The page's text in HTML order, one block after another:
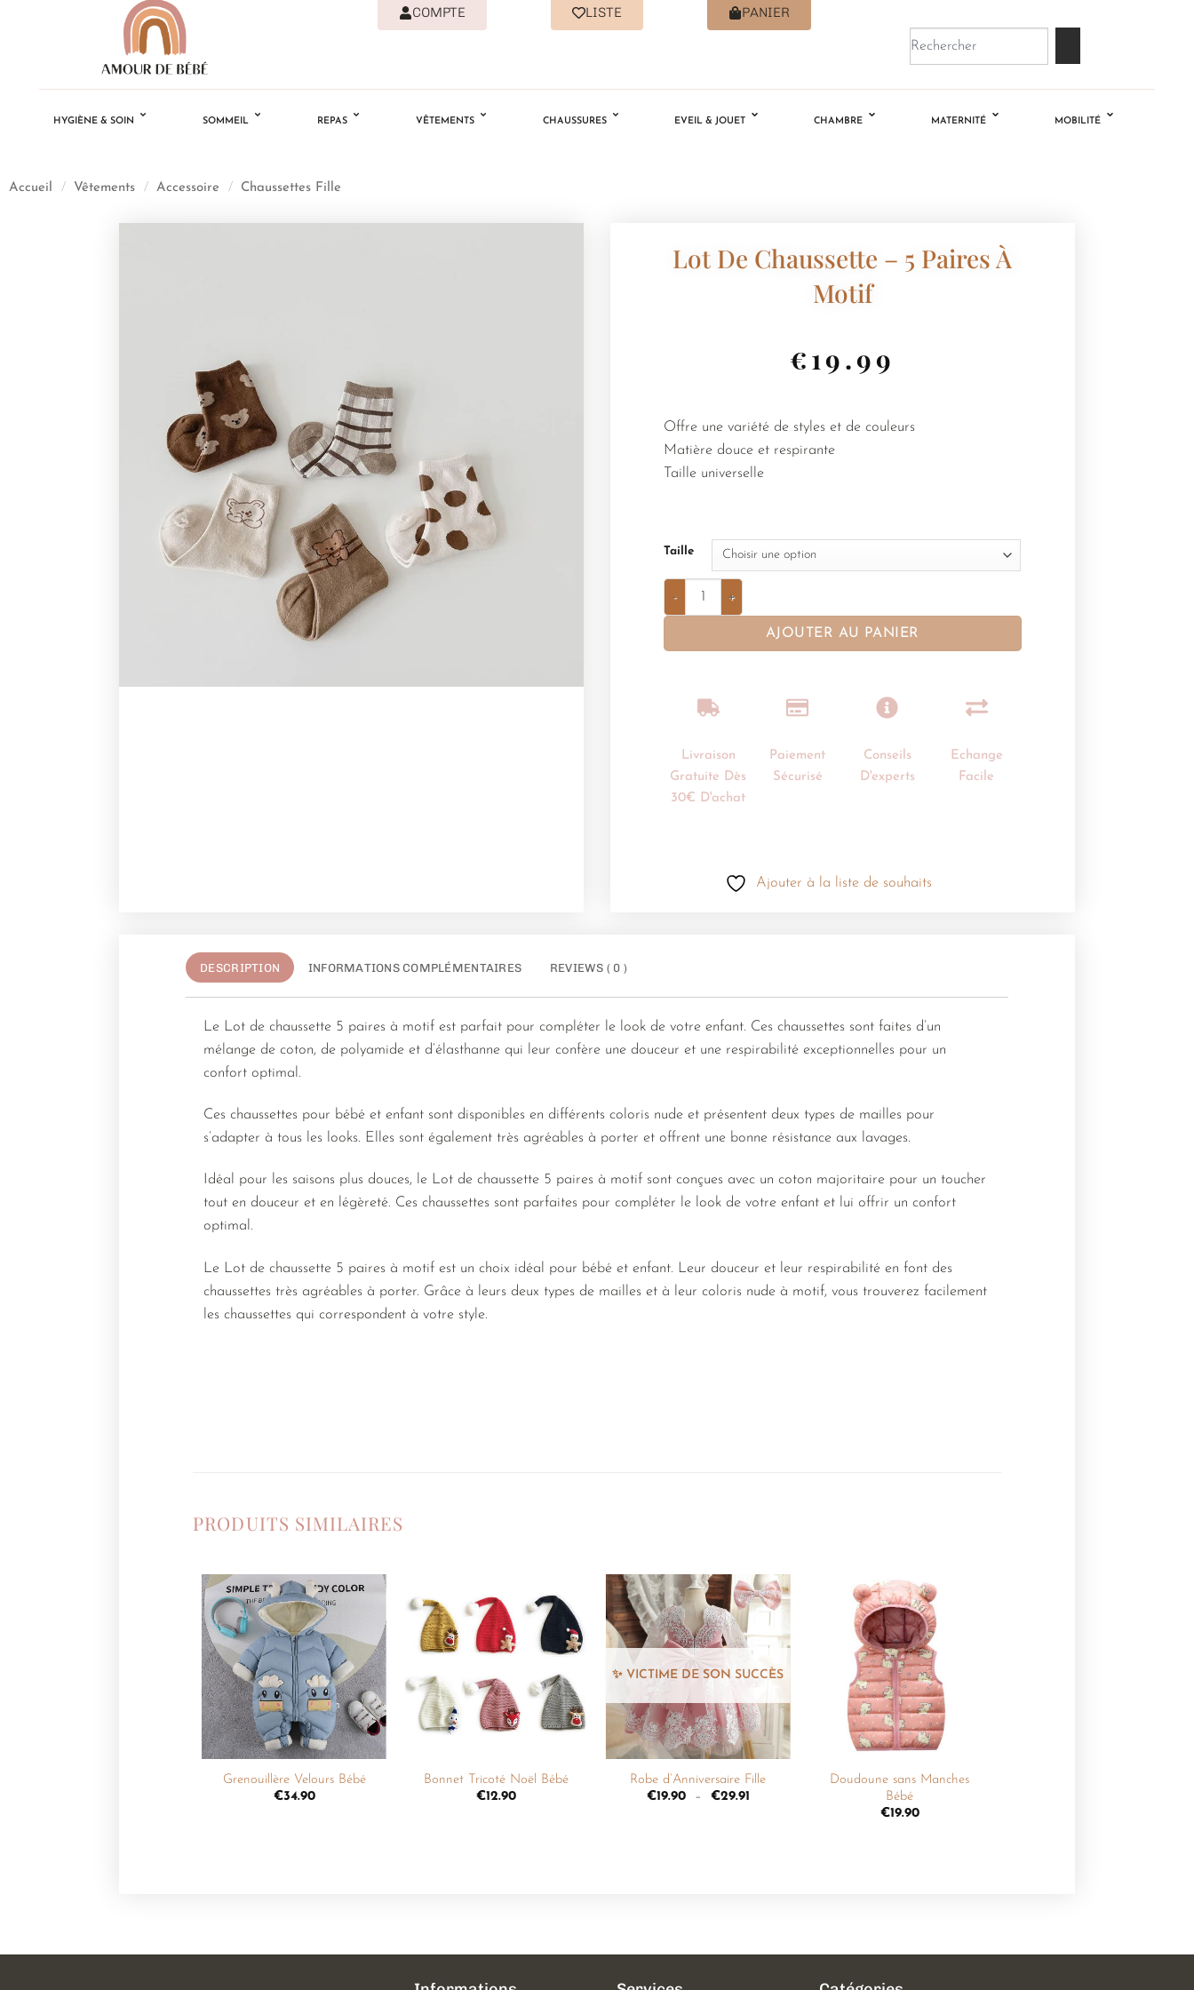
COMPTE LISTE PANIER
HYGIÈNE & SOIN SOMMEIL REPAS VÊTEMENTS CHAUSSURES EVEIL & JOUET CHAMBRE MATERNITÉ MOBILITÉ
Accueil / Vêtements / Accessoire / Chaussettes Fille
Lot De Chaussette – 5 Paires À
Motif
€19.99
Offre une variété de styles et de couleurs
Matière douce et respirante
Taille universelle
Taille
AJOUTER AU PANIER
Livraison
Gratuite Dès
30€ D'achat
Paiement
Sécurisé
Conseils
D'experts
Echange
Facile
Ajouter à la liste de souhaits
DESCRIPTION INFORMATIONS COMPLÉMENTAIRES REVIEWS ( 0 )
Le Lot de chaussette 5 paires à motif est parfait pour compléter le look de votre enfant. Ces chaussettes sont faites d’un
mélange de coton, de polyamide et d’élasthanne qui leur confère une douceur et une respirabilité exceptionnelles pour un
confort optimal.
Ces chaussettes pour bébé et enfant sont disponibles en différents coloris nude et présentent deux types de mailles pour
s’adapter à tous les looks. Elles sont également très agréables à porter et offrent une bonne résistance aux lavages.
Idéal pour les saisons plus douces, le Lot de chaussette 5 paires à motif sont conçues avec un coton majoritaire pour un toucher
tout en douceur et en légèreté. Ces chaussettes sont parfaites pour compléter le look de votre enfant et lui offrir un confort
optimal.
Le Lot de chaussette 5 paires à motif est un choix idéal pour bébé et enfant. Leur douceur et leur respirabilité en font des
chaussettes très agréables à porter. Grâce à leurs deux types de mailles et à leur coloris nude à motif, vous trouverez facilement
les chaussettes qui correspondent à votre style.
PRODUITS SIMILAIRES
à la
liste de
souhaits
+
Grenouillère Velours Bébé
€34.90
Ajouter
à la
liste de
Bonnet Tricoté Noël Bébé
€12.90
Ajouter
à la
liste de
souhaits
+
Robe d’Anniversaire Fille
€19.90 – €29.91
Doudoune sans Manches
Bébé
€19.90